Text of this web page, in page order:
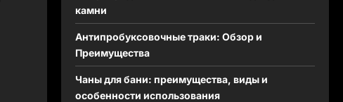
камни
Антипробуксовочные траки: Обзор и
Преимущества
Чаны для бани: преимущества, виды и
особенности использования